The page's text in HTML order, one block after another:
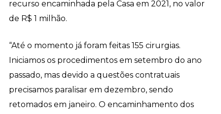
recurso encaminhada pela Casa em 2021, no valor
de R$ 1 milhão.
“Até o momento já foram feitas 155 cirurgias.
Iniciamos os procedimentos em setembro do ano
passado, mas devido a questões contratuais
precisamos paralisar em dezembro, sendo
retomados em janeiro. O encaminhamento dos